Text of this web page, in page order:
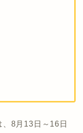
8月13日～16日